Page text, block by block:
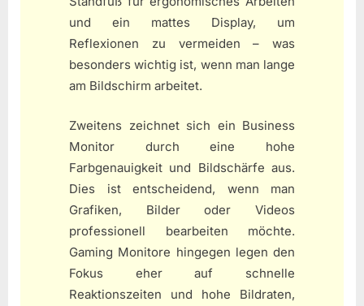
und ein mattes Display, um
Reflexionen zu vermeiden – was
besonders wichtig ist, wenn man lange
am Bildschirm arbeitet.
Zweitens zeichnet sich ein Business
Monitor durch eine hohe
Farbgenauigkeit und Bildschärfe aus.
Dies ist entscheidend, wenn man
Grafiken, Bilder oder Videos
professionell bearbeiten möchte.
Gaming Monitore hingegen legen den
Fokus eher auf schnelle
Reaktionszeiten und hohe Bildraten,